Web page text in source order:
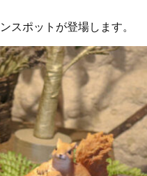
スポットが登場します。